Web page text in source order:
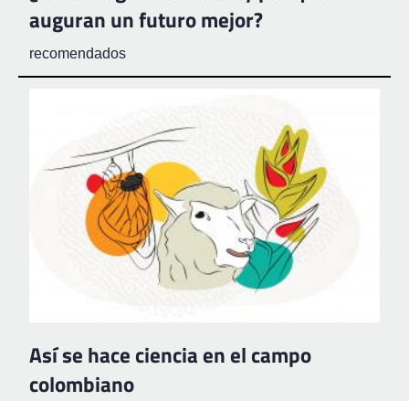
auguran un futuro mejor?
recomendados
Así se hace ciencia en el campo
colombiano